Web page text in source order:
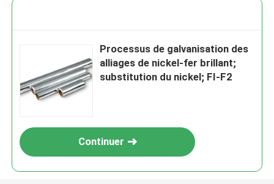
Processus de galvanisation des
alliages de nickel-fer brillant;
substitution du nickel; FI-F2
Continuer